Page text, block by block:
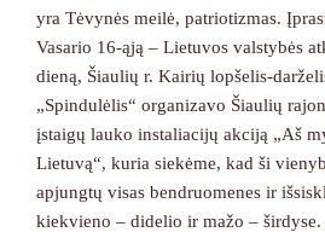
yra Tėvynės meilė, patriotizmas.
Vasario 16-ąją – Lietuvos valstybės
dieną, Šiaulių r. Kairių lopšelis-
„Spindulėlis“ organizavo Šiaulių
įstaigų lauko instaliacijų akciją „Aš
Lietuvą“, kuria siekėme, kad ši
apjungtų visas bendruomenes ir
kiekvieno – didelio ir mažo –